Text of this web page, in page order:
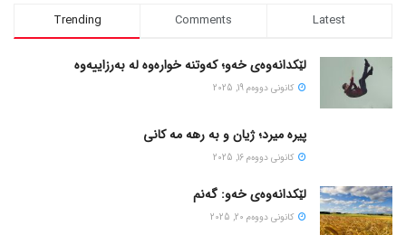
Trending Comments Latest
لێکدانەوەی خەو؛ کەوتنە خوارەوە لە بەرزاییەوە
كانونی دووه‌م 19, 2025
پیره میرد؛ ژیان و به رهه مه کانی
كانونی دووه‌م 16, 2025
لێکدانەوەی خەو: گەنم
كانونی دووه‌م 20, 2025